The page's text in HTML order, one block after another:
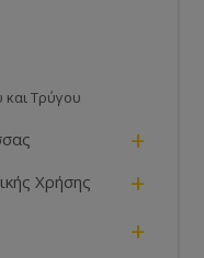
Τρύγου
+
Χρήσης +
+